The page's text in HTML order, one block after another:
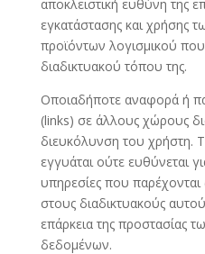
αποκλειστική ευθύνη της
εγκατάστασης και χρήσης
προϊόντων λογισμικού
διαδικτυακού τόπου της.
Οποιαδήποτε αναφορά ή
(links) σε άλλους χώρους
διευκόλυνση του χρήστη.
εγγυάται ούτε ευθύνεται
υπηρεσίες που
στους διαδικτυακούς
επάρκεια της προστασίας
δεδομένων.